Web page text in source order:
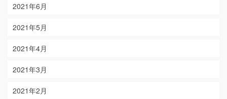
2021年6月
2021年5月
2021年4月
2021年3月
2021年2月